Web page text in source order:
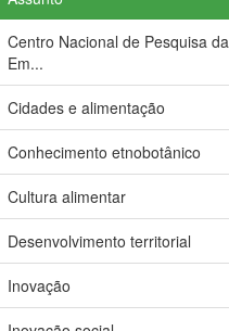
Centro Nacional de Pesquisa da
Em...
Cidades e alimentação
Conhecimento etnobotânico
Cultura alimentar
Desenvolvimento territorial
Inovação